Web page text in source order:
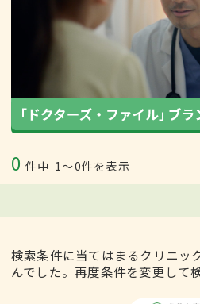
0 件中 1〜0件を表示
検索条件に当てはまるクリニッ
んでした。再度条件を変更して